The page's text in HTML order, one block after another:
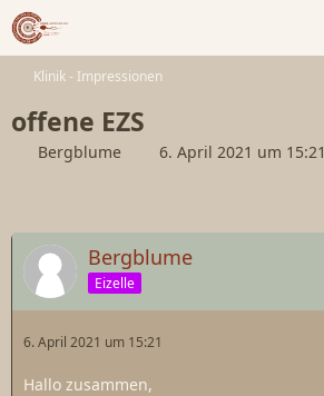
Klinik - Impressionen
offene EZS
Bergblume 6. April 2021 um 15:21
Bergblume
Eizelle
6. April 2021 um 15:21
Hallo zusammen,